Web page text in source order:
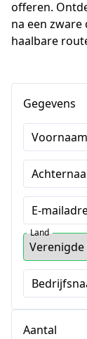
offeren.
na een
haalbare
Gegevens
Voornaam
E-
Land
Aantal